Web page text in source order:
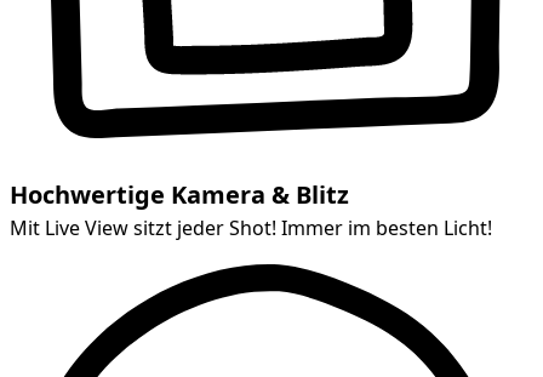
Hochwertige Kamera & Blitz
Mit Live View sitzt jeder Shot! Immer im besten Licht!